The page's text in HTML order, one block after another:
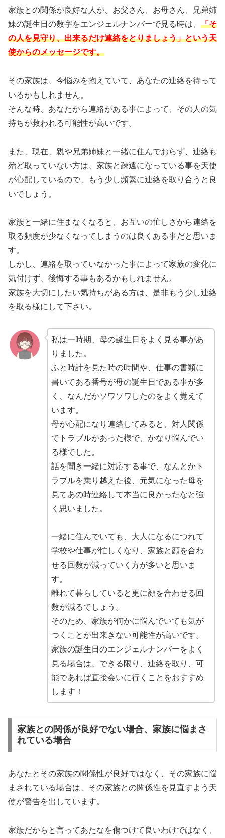
家族との関係が良好な人が、お父さん、お母さん、兄弟姉
妹の誕生日の数字をエンジェルナンバーで見る時は、 「そ
の人を見守り、出来るだけ連絡をとりましょう」という天
使からのメッセージです。
その家族は、今悩みを抱えていて、あなたの連絡を待って
いるかもしれません。
そんな時、あなたから連絡がある事によって、その人の気
持ちが救われる可能性が高いです。
また、現在、親や兄弟姉妹と一緒に住んでおらず、連絡も
殆ど取っていない方は、家族と疎遠になっている事を天使
が心配しているので、もう少し頻繁に連絡を取り合うと良
いでしょう。
家族と一緒に住まなくなると、お互いの忙しさから連絡を
取る頻度が少なくなってしまうのは良くある事だと思いま
す。
しかし、連絡を取っていなかった事によって家族の変化に
気付けず、後悔する事もあるかもしれません。
家族を大切にしたい気持ちがある方は、是非もう少し連絡
を取る様にして下さい。
私は一時期、母の誕生日をよく見る事があ
りました。
ふと時計を見た時の時間や、仕事の書類に
書いてある番号が母の誕生日である事が多
く、なんだかソワソワしたのをよく覚えて
います。
母が心配になり連絡してみると、対人関係
でトラブルがあった様で、かなり悩んでい
る様でした。
話を聞き一緒に対応する事で、なんとかト
ラブルを乗り越えた後、元気になった母を
見てあの時連絡して本当に良かったなと強
く思いました。
一緒に住んでいても、大人になるにつれて
学校や仕事が忙しくなり、家族と顔を合わ
せる回数が減っていく方が多いと思いま
す。
離れて暮らしていると更に顔を合わせる回
数が減るでしょう。
そのため、家族が何かに悩んでいても気が
つくことが出来きない可能性が高いです。
家族の誕生日のエンジェルナンバーをよく
見る場合は、できる限り、連絡を取り、可
能であれば直接会いに行くことをおすすめ
します！
家族との関係が良好でない場合、家族に悩まさ
れている場合
あなたとその家族の関係性が良好ではなく、その家族に悩
まされている場合は、その家族との関係性を見直すよう天
使が警告を出しています。
家族だからと言ってあたなを傷つけて良いわけではなく、